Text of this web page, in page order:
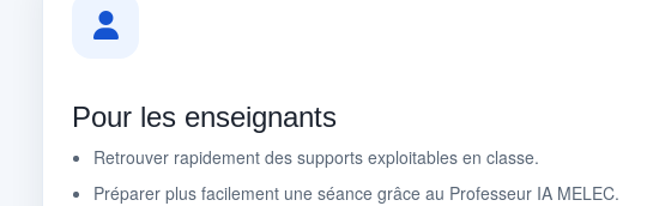
Pour les enseignants
Retrouver rapidement des supports exploitables en classe.
Préparer plus facilement une séance grâce au Professeur IA MELEC.